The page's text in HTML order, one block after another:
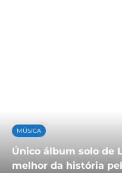
MÚSICA
Único álbum solo de
melhor da história